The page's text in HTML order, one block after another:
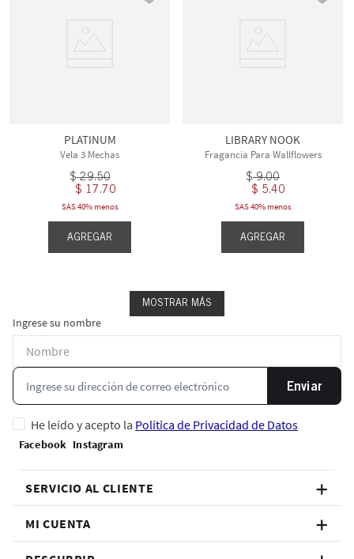
PLATINUM
Vela 3 Mechas
$ 29.50
$ 17.70
SAS 40% menos
AGREGAR
LIBRARY NOOK
Fragancia Para Wallflowers
$ 9.00
$ 5.40
SAS 40% menos
AGREGAR
MOSTRAR MÁS
Ingrese su nombre
Enviar
He leído y acepto la Política de Privacidad de Datos
SERVICIO AL CLIENTE
MI CUENTA